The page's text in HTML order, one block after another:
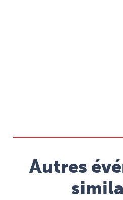
Autres